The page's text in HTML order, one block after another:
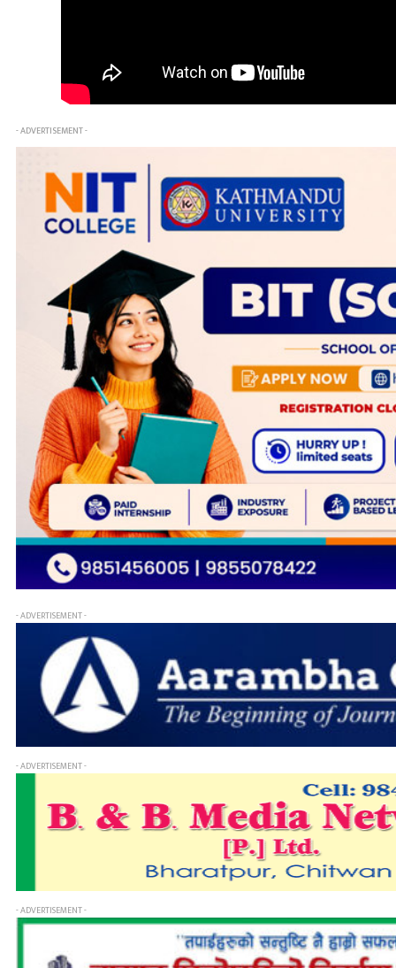
- ADVERTISEMENT -
- ADVERTISEMENT -
- ADVERTISEMENT -
- ADVERTISEMENT -